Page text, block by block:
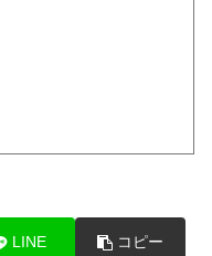
LINE コピー